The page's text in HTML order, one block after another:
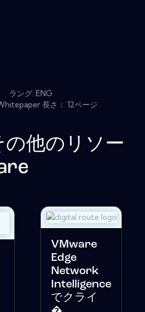
ラング: ENG
長さ： 12ページ
の他のリソー
VMware
Edge
Network
Intelligence
でクライ